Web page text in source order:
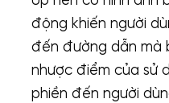
động khiến người
đến đường dẫn mà
nhược điểm của sử
phiền đến người